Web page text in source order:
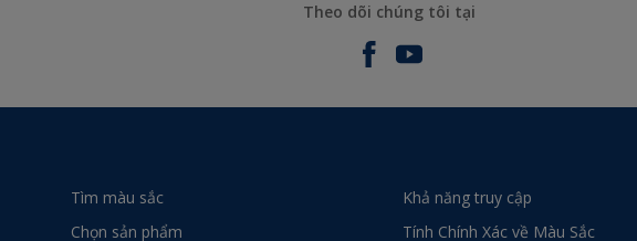
Theo dõi chúng tôi tại
Tìm màu sắc
Chọn sản phẩm
Khả năng truy cập
Tính Chính Xác về Màu Sắc